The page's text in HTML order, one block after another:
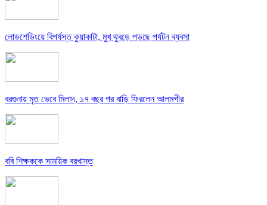
লোডশেডিংয়ে বিপর্যস্ত কুয়াকাটা, মুখ থুবড়ে পড়ছে পর্যটন ব্যবসা
বরগুনায় মৃত ভেবে মিলাদ, ১৭ বছর পর বাড়ি ফিরলেন আলমগীর
ববি শিক্ষককে সাময়িক বরখাস্ত